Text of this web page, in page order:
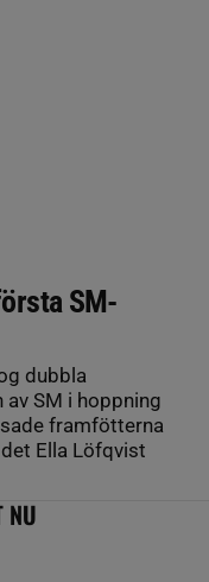
SM-
dubbla
SM i hoppning
framfötterna
Ella Löfqvist
NU